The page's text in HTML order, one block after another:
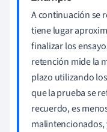
A continuación se
tiene lugar
finalizar los
retención mide la
plazo utilizando
que la prueba se
recuerdo, es
malintencionados,